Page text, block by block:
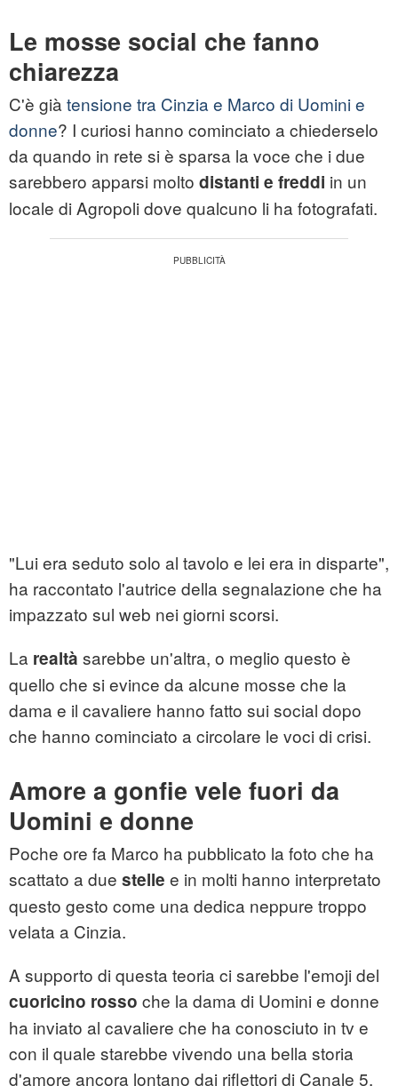
Le mosse social che fanno
chiarezza
C'è già tensione tra Cinzia e Marco di Uomini e
donne? I curiosi hanno cominciato a chiederselo
da quando in rete si è sparsa la voce che i due
sarebbero apparsi molto distanti e freddi in un
locale di Agropoli dove qualcuno li ha fotografati.
"Lui era seduto solo al tavolo e lei era in disparte",
ha raccontato l'autrice della segnalazione che ha
impazzato sul web nei giorni scorsi.
La realtà sarebbe un'altra, o meglio questo è
quello che si evince da alcune mosse che la
dama e il cavaliere hanno fatto sui social dopo
che hanno cominciato a circolare le voci di crisi.
Amore a gonfie vele fuori da
Uomini e donne
Poche ore fa Marco ha pubblicato la foto che ha
scattato a due stelle e in molti hanno interpretato
questo gesto come una dedica neppure troppo
velata a Cinzia.
A supporto di questa teoria ci sarebbe l'emoji del
cuoricino rosso che la dama di Uomini e donne
ha inviato al cavaliere che ha conosciuto in tv e
con il quale starebbe vivendo una bella storia
d'amore ancora lontano dai riflettori di Canale 5.